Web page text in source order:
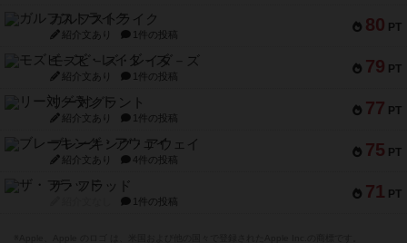
80 PT
ガルフストライク
紹介文あり 1件の投稿
79 PT
モズビ－ズ・レイダ－ズ
紹介文あり 1件の投稿
77 PT
リー対グラント
紹介文あり 1件の投稿
75 PT
ブレーキング・アウェイ
紹介文あり 4件の投稿
71 PT
ザ・フラッド
1件の投稿